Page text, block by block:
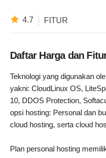
4.7 FITUR
Daftar Harga dan
Teknologi yang digunakan
yakni: CloudLinux OS,
10, DDOS Protection,
opsi hosting: Personal dan
cloud hosting, serta cloud
Plan personal hosting